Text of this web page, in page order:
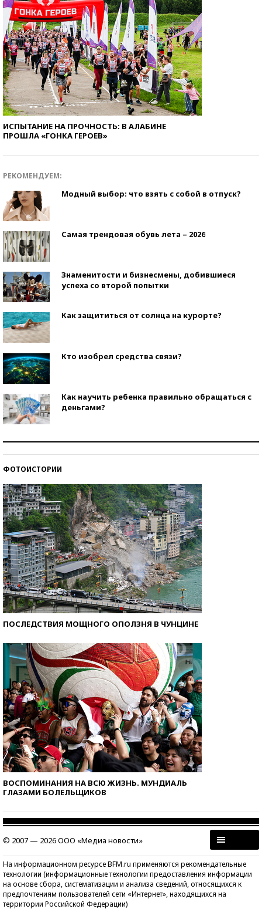
ИСПЫТАНИЕ НА ПРОЧНОСТЬ: В АЛАБИНЕ
ПРОШЛА «ГОНКА ГЕРОЕВ»
РЕКОМЕНДУЕМ:
Модный выбор: что взять с собой в отпуск?
Самая трендовая обувь лета – 2026
Знаменитости и бизнесмены, добившиеся
успеха со второй попытки
Как защититься от солнца на курорте?
Кто изобрел средства связи?
Как научить ребенка правильно обращаться с
деньгами?
ФОТОИСТОРИИ
ПОСЛЕДСТВИЯ МОЩНОГО ОПОЛЗНЯ В ЧУНЦИНЕ
ВОСПОМИНАНИЯ НА ВСЮ ЖИЗНЬ. МУНДИАЛЬ
ГЛАЗАМИ БОЛЕЛЬЩИКОВ
© 2007 — 2026 ООО «Медиа новости»
На информационном ресурсе BFM.ru применяются рекомендательные
технологии (информационные технологии предоставления информации
на основе сбора, систематизации и анализа сведений, относящихся к
предпочтениям пользователей сети «Интернет», находящихся на
территории Российской Федерации)